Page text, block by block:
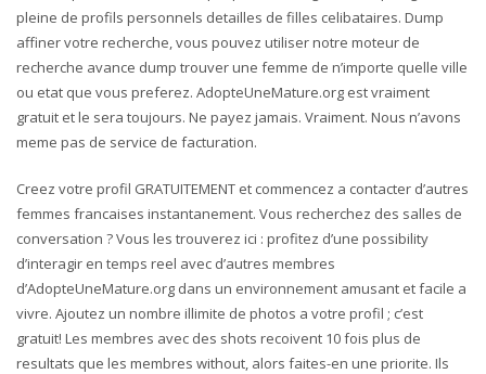
pleine de profils personnels detailles de filles celibataires. Dump
affiner votre recherche, vous pouvez utiliser notre moteur de
recherche avance dump trouver une femme de n’importe quelle ville
ou etat que vous preferez. AdopteUneMature.org est vraiment
gratuit et le sera toujours. Ne payez jamais. Vraiment. Nous n’avons
meme pas de service de facturation.
Creez votre profil GRATUITEMENT et commencez a contacter d’autres
femmes francaises instantanement. Vous recherchez des salles de
conversation ? Vous les trouverez ici : profitez d’une possibility
d’interagir en temps reel avec d’autres membres
d’AdopteUneMature.org dans un environnement amusant et facile a
vivre. Ajoutez un nombre illimite de photos a votre profil ; c’est
gratuit! Les membres avec des shots recoivent 10 fois plus de
resultats que les membres without, alors faites-en une priorite. Ils